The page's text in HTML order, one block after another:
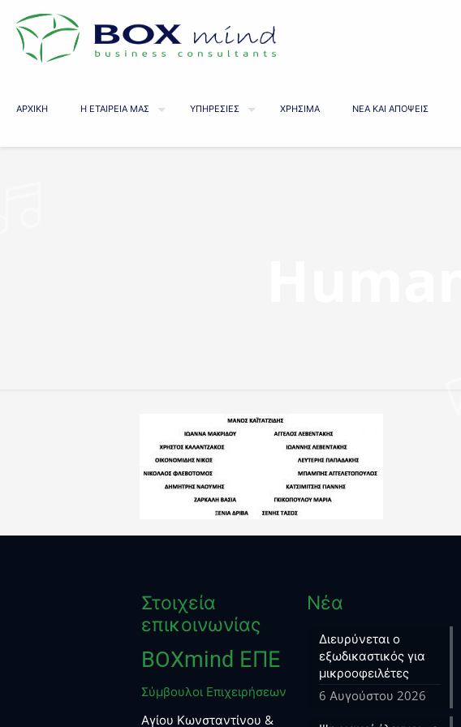
ΑΡΧΙΚΗ Η ΕΤΑΙΡΕΙΑ ΜΑΣ ΥΠΗΡΕΣΙΕΣ ΧΡΗΣΙΜΑ ΝΕΑ ΚΑΙ ΑΠΟΨΕΙΣ
Στοιχεία
επικοινωνίας
BOXmind ΕΠΕ
Σύμβουλοι Επιχειρήσεων
Αγίου Κωνσταντίνου &
Νέα
Διευρύνεται ο
εξωδικαστικός για
μικροοφειλέτες
6 Αυγούστου 2026